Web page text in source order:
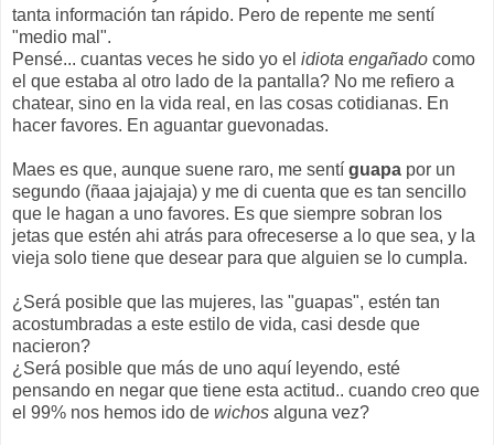
tanta información tan rápido. Pero de repente me sentí
"medio mal".
Pensé... cuantas veces he sido yo el idiota engañado como
el que estaba al otro lado de la pantalla? No me refiero a
chatear, sino en la vida real, en las cosas cotidianas. En
hacer favores. En aguantar guevonadas.
Maes es que, aunque suene raro, me sentí guapa por un
segundo (ñaaa jajajaja) y me di cuenta que es tan sencillo
que le hagan a uno favores. Es que siempre sobran los
jetas que estén ahi atrás para ofreceserse a lo que sea, y la
vieja solo tiene que desear para que alguien se lo cumpla.
¿Será posible que las mujeres, las "guapas", estén tan
acostumbradas a este estilo de vida, casi desde que
nacieron?
¿Será posible que más de uno aquí leyendo, esté
pensando en negar que tiene esta actitud.. cuando creo que
el 99% nos hemos ido de wichos alguna vez?